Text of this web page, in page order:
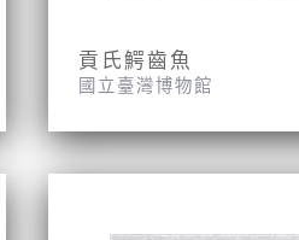
貢氏鰐齒魚
國立臺灣博物館